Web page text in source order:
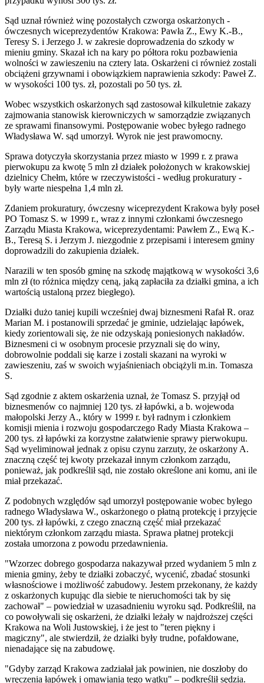
Sąd uznał również winę pozostałych czworga oskarżonych -
ówczesnych wiceprezydentów Krakowa: Pawła Z., Ewy K.-B.,
Teresy S. i Jerzego J. w zakresie doprowadzenia do szkody w
mieniu gminy. Skazał ich na kary po półtora roku pozbawienia
wolności w zawieszeniu na cztery lata. Oskarżeni ci również zostali
obciążeni grzywnami i obowiązkiem naprawienia szkody: Paweł Z.
w wysokości 100 tys. zł, pozostali po 50 tys. zł.
Wobec wszystkich oskarżonych sąd zastosował kilkuletnie zakazy
zajmowania stanowisk kierowniczych w samorządzie związanych
ze sprawami finansowymi. Postępowanie wobec byłego radnego
Władysława W. sąd umorzył. Wyrok nie jest prawomocny.
Sprawa dotyczyła skorzystania przez miasto w 1999 r. z prawa
pierwokupu za kwotę 5 mln zł działek położonych w krakowskiej
dzielnicy Chełm, które w rzeczywistości - według prokuratury -
były warte niespełna 1,4 mln zł.
Zdaniem prokuratury, ówczesny wiceprezydent Krakowa były poseł
PO Tomasz S. w 1999 r., wraz z innymi członkami ówczesnego
Zarządu Miasta Krakowa, wiceprezydentami: Pawłem Z., Ewą K.-
B., Teresą S. i Jerzym J. niezgodnie z przepisami i interesem gminy
doprowadzili do zakupienia działek.
Narazili w ten sposób gminę na szkodę majątkową w wysokości 3,6
mln zł (to różnica między ceną, jaką zapłaciła za działki gmina, a ich
wartością ustaloną przez biegłego).
Działki dużo taniej kupili wcześniej dwaj biznesmeni Rafał R. oraz
Marian M. i postanowili sprzedać je gminie, udzielając łapówek,
kiedy zorientowali się, że nie odzyskają poniesionych nakładów.
Biznesmeni ci w osobnym procesie przyznali się do winy,
dobrowolnie poddali się karze i zostali skazani na wyroki w
zawieszeniu, zaś w swoich wyjaśnieniach obciążyli m.in. Tomasza
S.
Sąd zgodnie z aktem oskarżenia uznał, że Tomasz S. przyjął od
biznesmenów co najmniej 120 tys. zł łapówki, a b. wojewoda
małopolski Jerzy A., który w 1999 r. był radnym i członkiem
komisji mienia i rozwoju gospodarczego Rady Miasta Krakowa –
200 tys. zł łapówki za korzystne załatwienie sprawy pierwokupu.
Sąd wyeliminował jednak z opisu czynu zarzuty, że oskarżony A.
znaczną część tej kwoty przekazał innym członkom zarządu,
ponieważ, jak podkreślił sąd, nie zostało określone ani komu, ani ile
miał przekazać.
Z podobnych względów sąd umorzył postępowanie wobec byłego
radnego Władysława W., oskarżonego o płatną protekcję i przyjęcie
200 tys. zł łapówki, z czego znaczną część miał przekazać
niektórym członkom zarządu miasta. Sprawa płatnej protekcji
została umorzona z powodu przedawnienia.
"Wzorzec dobrego gospodarza nakazywał przed wydaniem 5 mln z
mienia gminy, żeby te działki zobaczyć, wycenić, zbadać stosunki
własnościowe i możliwość zabudowy. Jestem przekonany, że każdy
z oskarżonych kupując dla siebie te nieruchomości tak by się
zachował" – powiedział w uzasadnieniu wyroku sąd. Podkreślił, na
co powoływali się oskarżeni, że działki leżały w najdroższej części
Krakowa na Woli Justowskiej, i że jest to "teren piękny i
magiczny", ale stwierdził, że działki były trudne, pofałdowane,
nienadające się na zabudowę.
"Gdyby zarząd Krakowa zadziałał jak powinien, nie doszłoby do
wręczenia łapówek i omawiania tego wątku" – podkreślił sędzia.